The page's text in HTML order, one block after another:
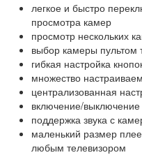
легкое и быстро
просмотра камер
просмотр нескольких
выбор камеры пультом
гибкая настройка
множество
централизованная
включение/
поддержка звука с
маленький размер
любым телевизором